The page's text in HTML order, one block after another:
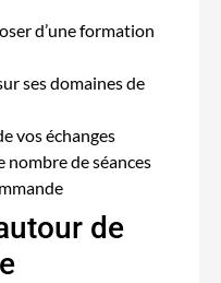
d’une formation
ses domaines de
vos échanges
nombre de séances
de